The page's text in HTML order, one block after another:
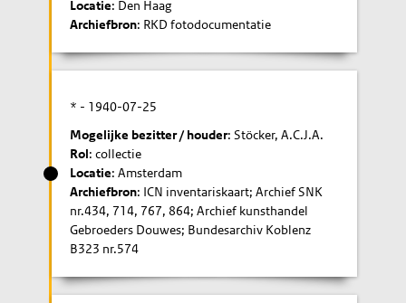
Locatie: Den Haag
Archiefbron: RKD fotodocumentatie
* - 1940-07-25
Mogelijke bezitter / houder: Stöcker, A.C.J.A.
Rol: collectie
Locatie: Amsterdam
Archiefbron: ICN inventariskaart; Archief SNK
nr.434, 714, 767, 864; Archief kunsthandel
Gebroeders Douwes; Bundesarchiv Koblenz
B323 nr.574